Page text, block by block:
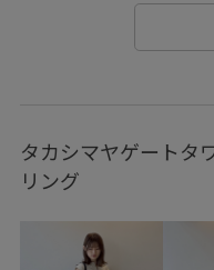
ハリ感
フレンチスリーブ ブ
ミニマル リネン
ヴィンテージ感
タカシマヤゲートタ
リング